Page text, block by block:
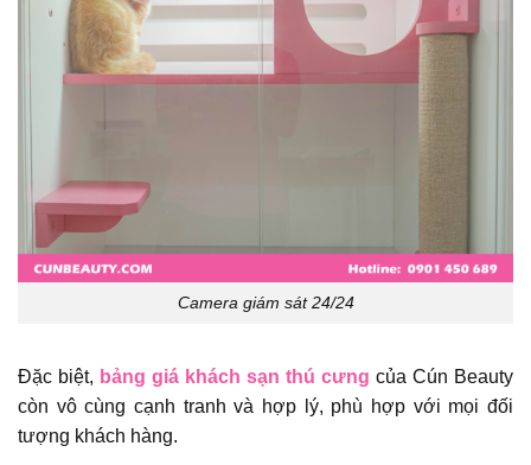
Camera giám sát 24/24
Đặc biệt, bảng giá khách sạn thú cưng của Cún Beauty
còn vô cùng cạnh tranh và hợp lý, phù hợp với mọi đối
tượng khách hàng.